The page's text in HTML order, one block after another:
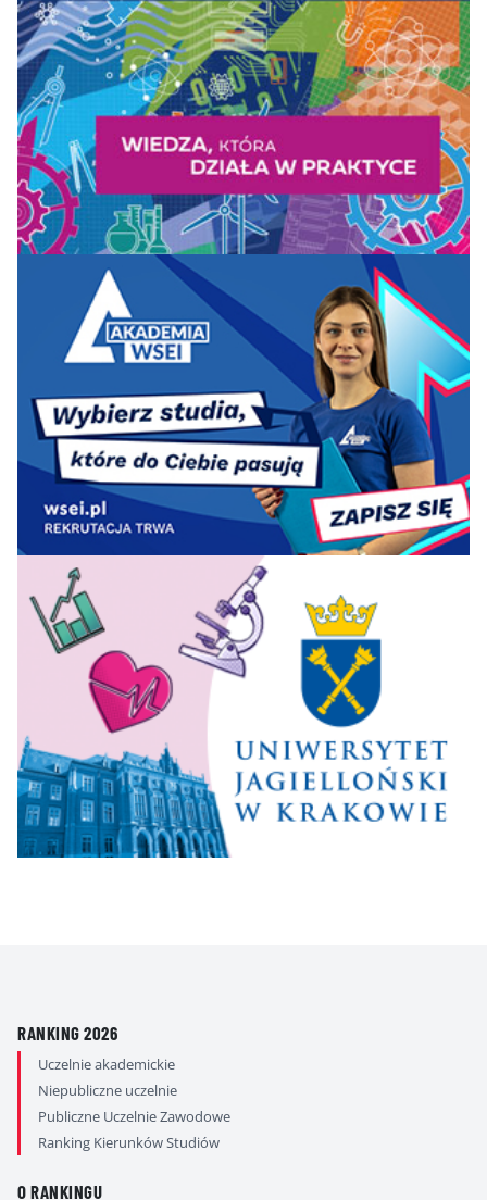
RANKING 2026
Uczelnie akademickie
Niepubliczne uczelnie
Publiczne Uczelnie Zawodowe
Ranking Kierunków Studiów
O RANKINGU